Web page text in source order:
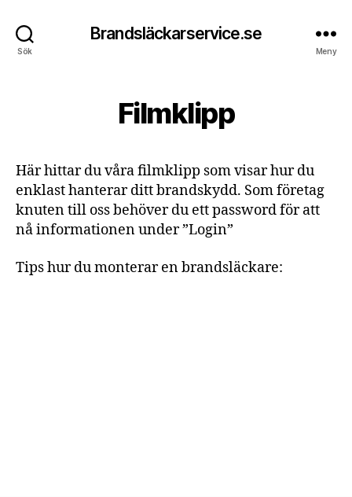
Sök
Brandsläckarservice.se
Meny
Filmklipp
Här hittar du våra filmklipp som visar hur du
enklast hanterar ditt brandskydd. Som företag
knuten till oss behöver du ett password för att
nå informationen under ”Login”
Tips hur du monterar en brandsläckare: